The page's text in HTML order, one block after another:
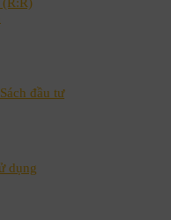
đầu tư
dụng